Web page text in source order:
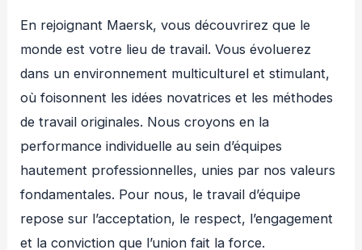
En rejoignant Maersk, vous découvrirez que le
monde est votre lieu de travail. Vous évoluerez
dans un environnement multiculturel et stimulant,
où foisonnent les idées novatrices et les méthodes
de travail originales. Nous croyons en la
performance individuelle au sein d’équipes
hautement professionnelles, unies par nos valeurs
fondamentales. Pour nous, le travail d’équipe
repose sur l’acceptation, le respect, l’engagement
et la conviction que l’union fait la force.